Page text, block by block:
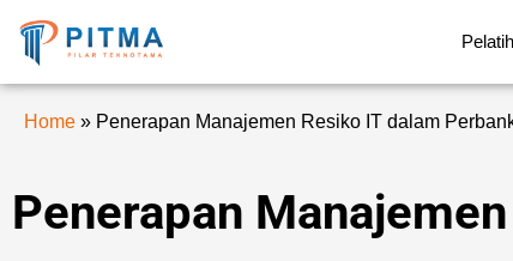
Home » Penerapan Manajemen Resiko IT dalam
Penerapan